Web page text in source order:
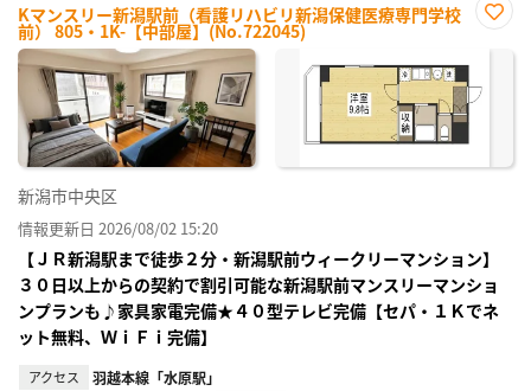
Kマンスリー新潟駅前（看護リハビリ新潟保健医療専門学校
前） 805・1K-【中部屋】(No.722045)
に入
録
新潟市中央区
情報更新日 2026/08/02 15:20
【ＪＲ新潟駅まで徒歩２分・新潟駅前ウィークリーマンション】
３０日以上からの契約で割引可能な新潟駅前マンスリーマンショ
ンプランも♪家具家電完備★４０型テレビ完備【セパ・１Ｋでネ
ット無料、ＷｉＦｉ完備】
アクセス 羽越本線「水原駅」